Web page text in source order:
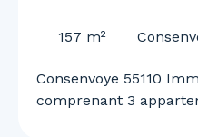
157 m²
Consenvoye 55110
comprenant 3